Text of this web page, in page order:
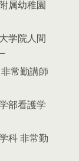
属幼稚園
学院人間
常勤講師
部看護学
科 非常勤